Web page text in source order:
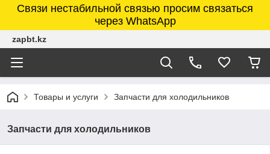
Связи нестабильной связью просим связаться
через WhatsApp
zapbt.kz
Товары и услуги Запчасти для холодильников
Запчасти для холодильников